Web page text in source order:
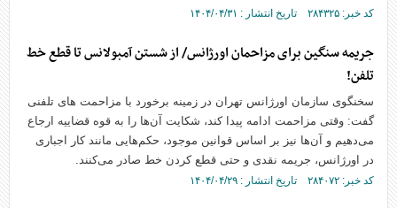
کد خبر: ۲۸۴۳۲۵ تاریخ انتشار : ۱۴۰۴/۰۴/۳۱
جریمه سنگین برای مزاحمان اورژانس/ از شستن آمبولانس تا قطع خط
تلفن!
سخنگوی سازمان اورژانس تهران در زمینه برخورد با مزاحمت های تلفنی
گفت: وقتی مزاحمت ادامه پیدا کند، شکایت آن‌ها را به قوه قضاییه ارجاع
می‌دهیم و آن‌ها نیز بر اساس قوانین موجود، حکم‌هایی مانند کار اجباری
در اورژانس، جریمه نقدی و حتی قطع کردن خط صادر می‌کنند.
کد خبر: ۲۸۴۰۷۲ تاریخ انتشار : ۱۴۰۴/۰۴/۲۹